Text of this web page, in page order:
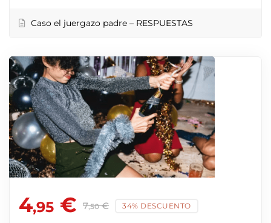
Caso el juergazo padre – RESPUESTAS
4,95 € 7,50 € 34% DESCUENTO